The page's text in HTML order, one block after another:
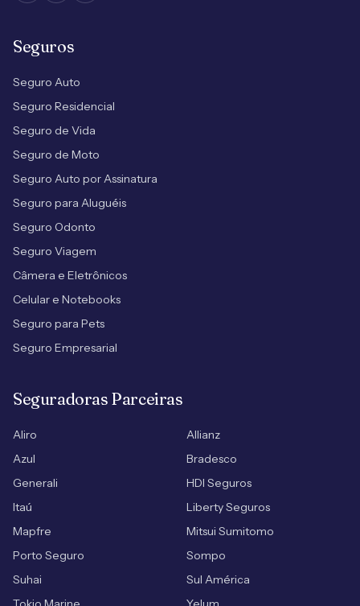
Seguros
Seguro Auto
Seguro Residencial
Seguro de Vida
Seguro de Moto
Seguro Auto por Assinatura
Seguro para Aluguéis
Seguro Odonto
Seguro Viagem
Câmera e Eletrônicos
Celular e Notebooks
Seguro para Pets
Seguro Empresarial
Seguradoras Parceiras
Aliro
Allianz
Azul
Bradesco
Generali
HDI Seguros
Itaú
Liberty Seguros
Mapfre
Mitsui Sumitomo
Porto Seguro
Sompo
Suhai
Sul América